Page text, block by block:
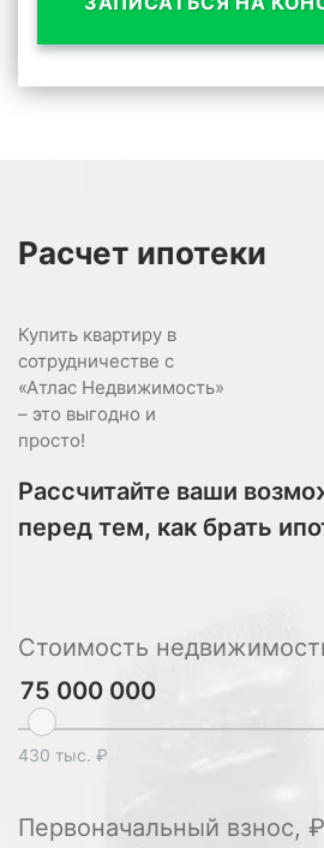
Расчет ипотеки
Купить квартиру в
сотрудничестве с
«Атлас Недвижимость»
– это выгодно и
просто!
Рассчитайте ваши
перед тем, как брать
Стоимость
430 тыс. ₽
Первоначальный взнос, ₽